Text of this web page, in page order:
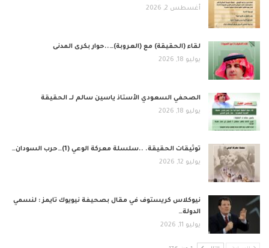
أغسطس 2, 2026
لقاء (الحقيقة) مع (العروبة)…..حوار بكرى المدنى
يوليو 18, 2026
الصحفي السعودي الأستاذ ياسين سالم لــ الحقيقة
يوليو 18, 2026
توثيقات الحقيقة. ..سلسلة معركة الوعي (1)…حرب السودان…
يوليو 12, 2026
نيوكلاس كريستوف في مقال بصحيفة نيويوك تايمز : لنسمي
الدولة…
يوليو 11, 2026